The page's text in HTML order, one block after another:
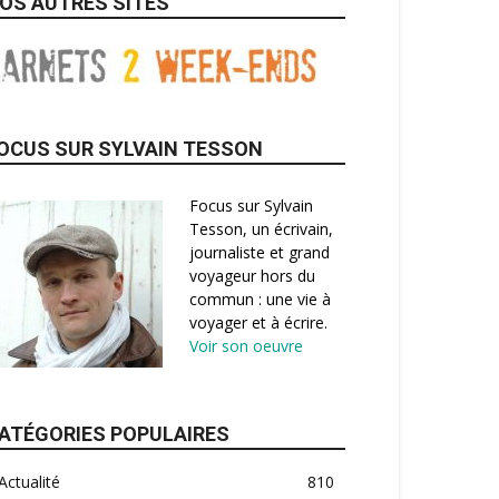
SUR SYLVAIN TESSON
Focus sur Sylvain
Tesson, un écrivain,
journaliste et grand
voyageur hors du
commun : une vie à
voyager et à écrire.
Voir son oeuvre
POPULAIRES
810